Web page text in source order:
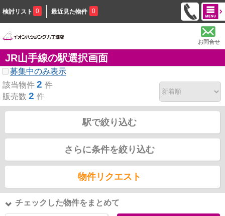
検討リスト 0 最近見た物件 0
お問合せ
JR山手線の駅選択画面
募集中のみ表示
該当物件 2 件
販売数 2 件
駅で絞り込む
さらに条件を絞り込む
物件リクエスト
チェックした物件をまとめて